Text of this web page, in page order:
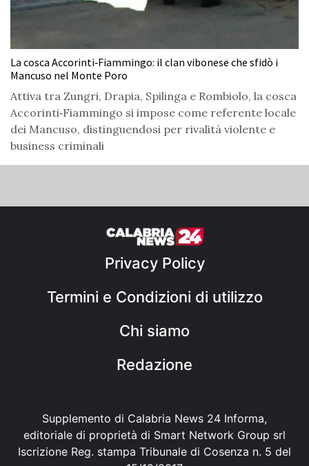
La cosca Accorinti‑Fiammingo: il clan vibonese che sfidò i
Mancuso nel Monte Poro
Attiva tra Zungri, Drapia, Spilinga e Rombiolo, la cosca
Accorinti‑Fiammingo si impose come referente locale
dei Mancuso, distinguendosi per rivalità violente e
business criminali
Privacy Policy
Termini e Condizioni di utilizzo
Chi siamo
Redazione
Supplemento di Calabria News 24 Informa,
editoriale di proprietà di Smart Network Group srl
Iscrizione Reg. stampa Tribunale di Cosenza n. 5 del